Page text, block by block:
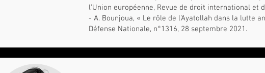
l’Union européenne, Revue de droit international et
- A. Bounjoua, « Le rôle de l’Ayatollah dans la lutte
Défense Nationale, n°1316, 28 septembre 2021.